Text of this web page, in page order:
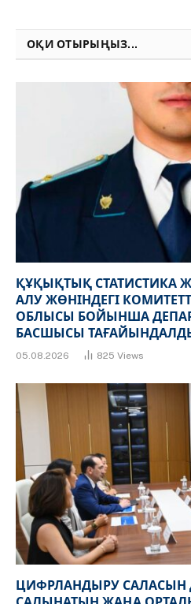
ОҚИ ОТЫРЫҢЫЗ...
ҚҰҚЫҚТЫҚ СТАТИСТИКА
АЛУ ЖӨНІНДЕГІ
ОБЛЫСЫ БОЙЫНША
БАСШЫСЫ
05.08.2026 825 Views
ЦИФРЛАНДЫРУ